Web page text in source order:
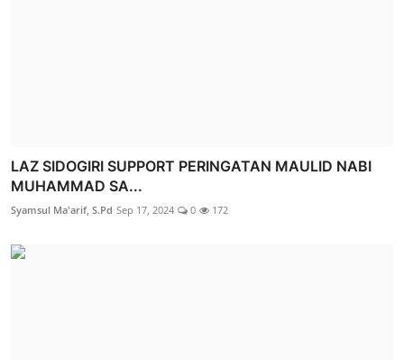
LAZ SIDOGIRI SUPPORT PERINGATAN MAULID NABI
MUHAMMAD SA...
Syamsul Ma'arif, S.Pd Sep 17, 2024 0 172